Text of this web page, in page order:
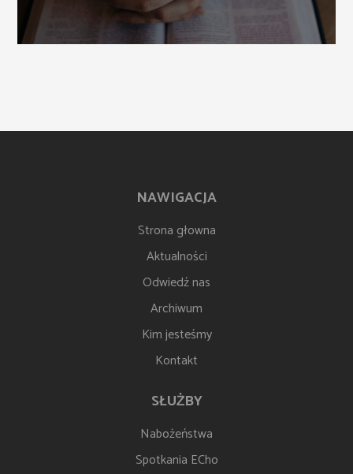
NAWIGACJA
Strona głowna
Aktualności
Odwiedź nas
Archiwum
Kim jesteśmy
Kontakt
SŁUŻBY
Nabożeństwa
Spotkania ECho